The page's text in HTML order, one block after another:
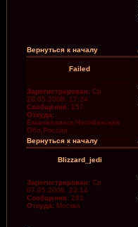
Вернуться к началу
Failed
Зарегистрирован: Ср
28.05.2008, 17:24
Сообщения: 157
Откуда:
Еманжелинск,Челябинская
Обл,Россия
Вернуться к началу
Blizzard_jedi
Зарегистрирован: Ср
07.05.2008, 23:14
Сообщения: 261
Откуда: Москва